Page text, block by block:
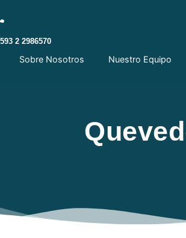
2 2986570
Sobre Nosotros Nuestro Equipo